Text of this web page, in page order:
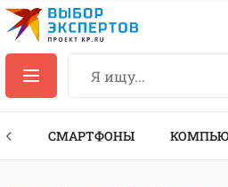
СМАРТФОНЫ